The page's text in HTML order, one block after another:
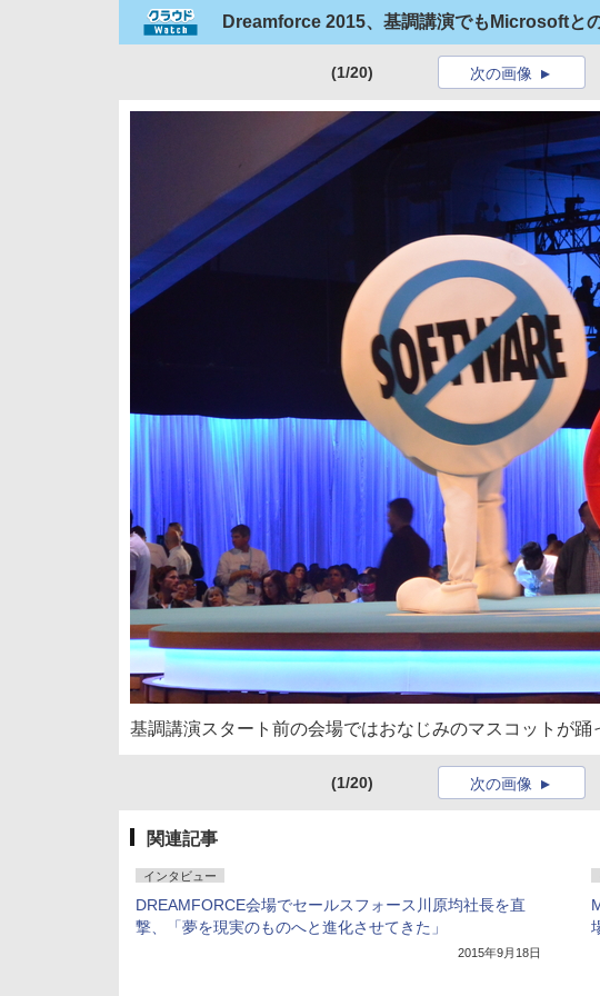
Dreamforce 2015、基調講演でもMicrosoftと
(1/20) 次の画像
基調講演スタート前の会場ではおなじみのマスコットが踊
(1/20) 次の画像
関連記事
インタビュー
DREAMFORCE会場でセールスフォース川原均社長を直
撃、「夢を現実のものへと進化させてきた」
2015年9月18日